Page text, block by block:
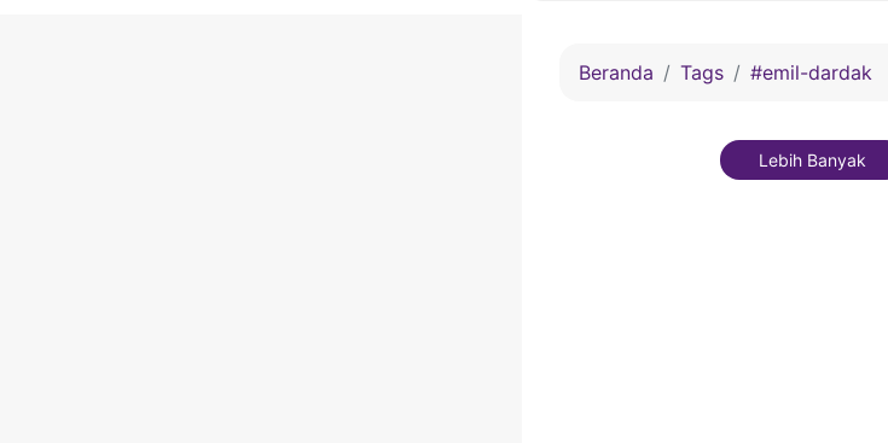
Beranda Tags #emil-dardak
Lebih Banyak